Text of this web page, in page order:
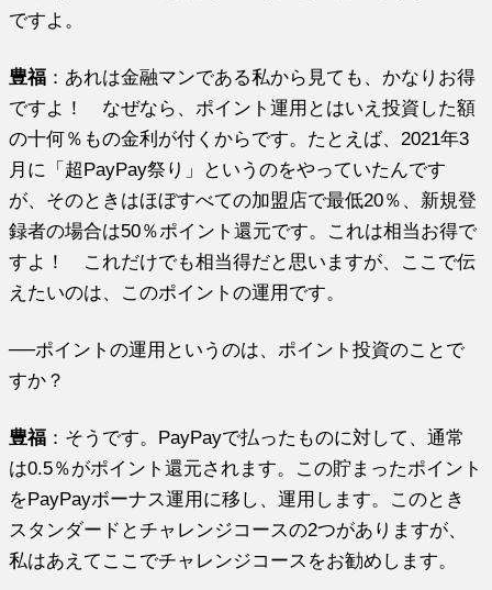
ですよ。
豊福 ：あれは金融マンである私から見ても、かなりお得
ですよ！ なぜなら、ポイント運用とはいえ投資した額
の十何％もの金利が付くからです。たとえば、2021年3
月に「超PayPay祭り」というのをやっていたんです
が、そのときはほぼすべての加盟店で最低20％、新規登
録者の場合は50％ポイント還元です。これは相当お得で
すよ！ これだけでも相当得だと思いますが、ここで伝
えたいのは、このポイントの運用です。
──ポイントの運用というのは、ポイント投資のことで
すか？
豊福 ：そうです。PayPayで払ったものに対して、通常
は0.5％がポイント還元されます。この貯まったポイント
をPayPayボーナス運用に移し、運用します。このとき
スタンダードとチャレンジコースの2つがありますが、
私はあえてここでチャレンジコースをお勧めします。